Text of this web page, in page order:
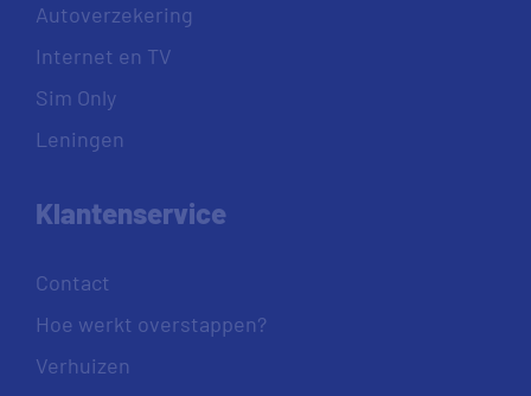
Autoverzekering
Internet en TV
Sim Only
Leningen
Klantenservice
Contact
Hoe werkt overstappen?
Verhuizen